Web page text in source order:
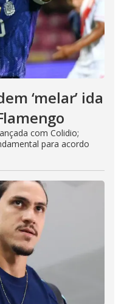
‘melar’ ida
com Colidio;
para acordo